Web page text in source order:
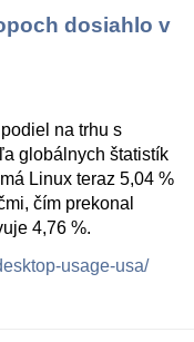
dosiahlo v
na trhu s
globálnych štatistík
Linux teraz 5,04 %
čím prekonal
4,76 %.
usage-usa/